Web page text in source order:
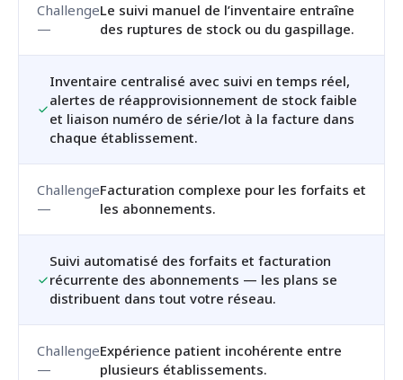
Le suivi manuel de l’inventaire entraîne
des ruptures de stock ou du gaspillage.
Inventaire centralisé avec suivi en temps réel,
alertes de réapprovisionnement de stock faible
et liaison numéro de série/lot à la facture dans
chaque établissement.
Facturation complexe pour les forfaits et
les abonnements.
Suivi automatisé des forfaits et facturation
récurrente des abonnements — les plans se
distribuent dans tout votre réseau.
Expérience patient incohérente entre
plusieurs établissements.